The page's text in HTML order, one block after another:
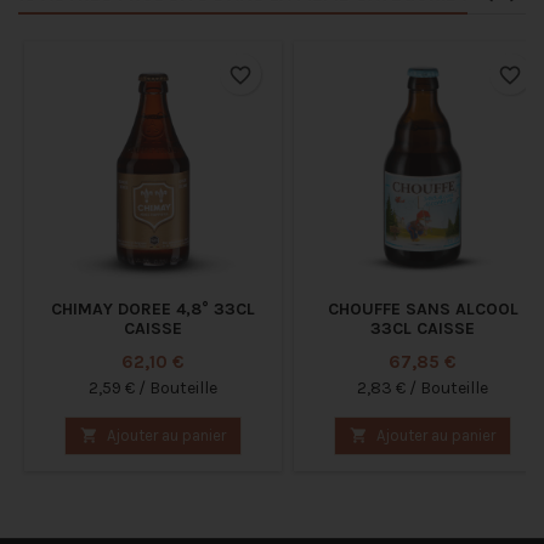
CHIMAY DOREE 4,8° 33CL
CAISSE
Prix
62,10 €
2,59 € / Bouteille
 Ajouter au panier
favorite_border
CHOUFFE SANS ALCOOL
33CL CAISSE
Prix
67,85 €
2,83 € / Bouteille
 Ajouter au panier
favorite_border